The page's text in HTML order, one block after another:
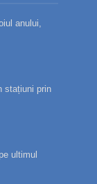
anului,
stațiuni prin
ultimul